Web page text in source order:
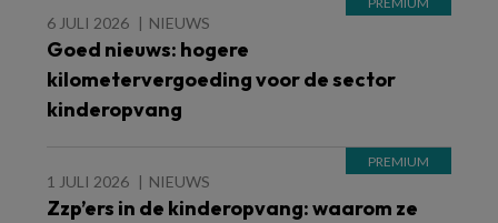
6 JULI 2026 NIEUWS
Goed nieuws: hogere
kilometervergoeding voor de sector
kinderopvang
1 JULI 2026 NIEUWS
Zzp’ers in de kinderopvang: waarom ze